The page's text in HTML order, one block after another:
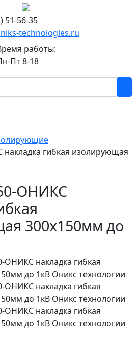
51-56-35
technologies.ru
работы:
Пт 8-18
гибкая изолирующая
ОНИКС
300х150мм до